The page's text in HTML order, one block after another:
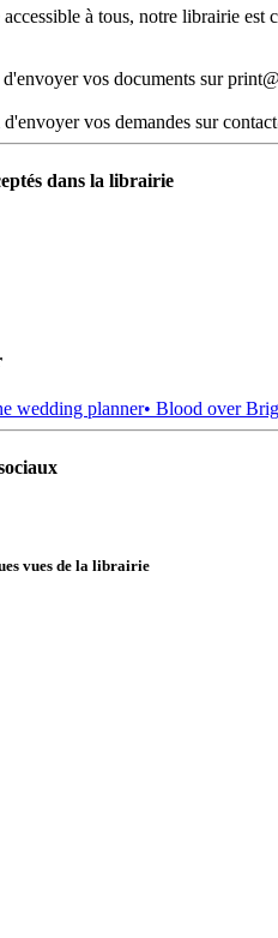
à tous, notre librairie
vos documents sur
vos demandes sur
dans la librairie
wedding planner• Blood over
vues de la librairie